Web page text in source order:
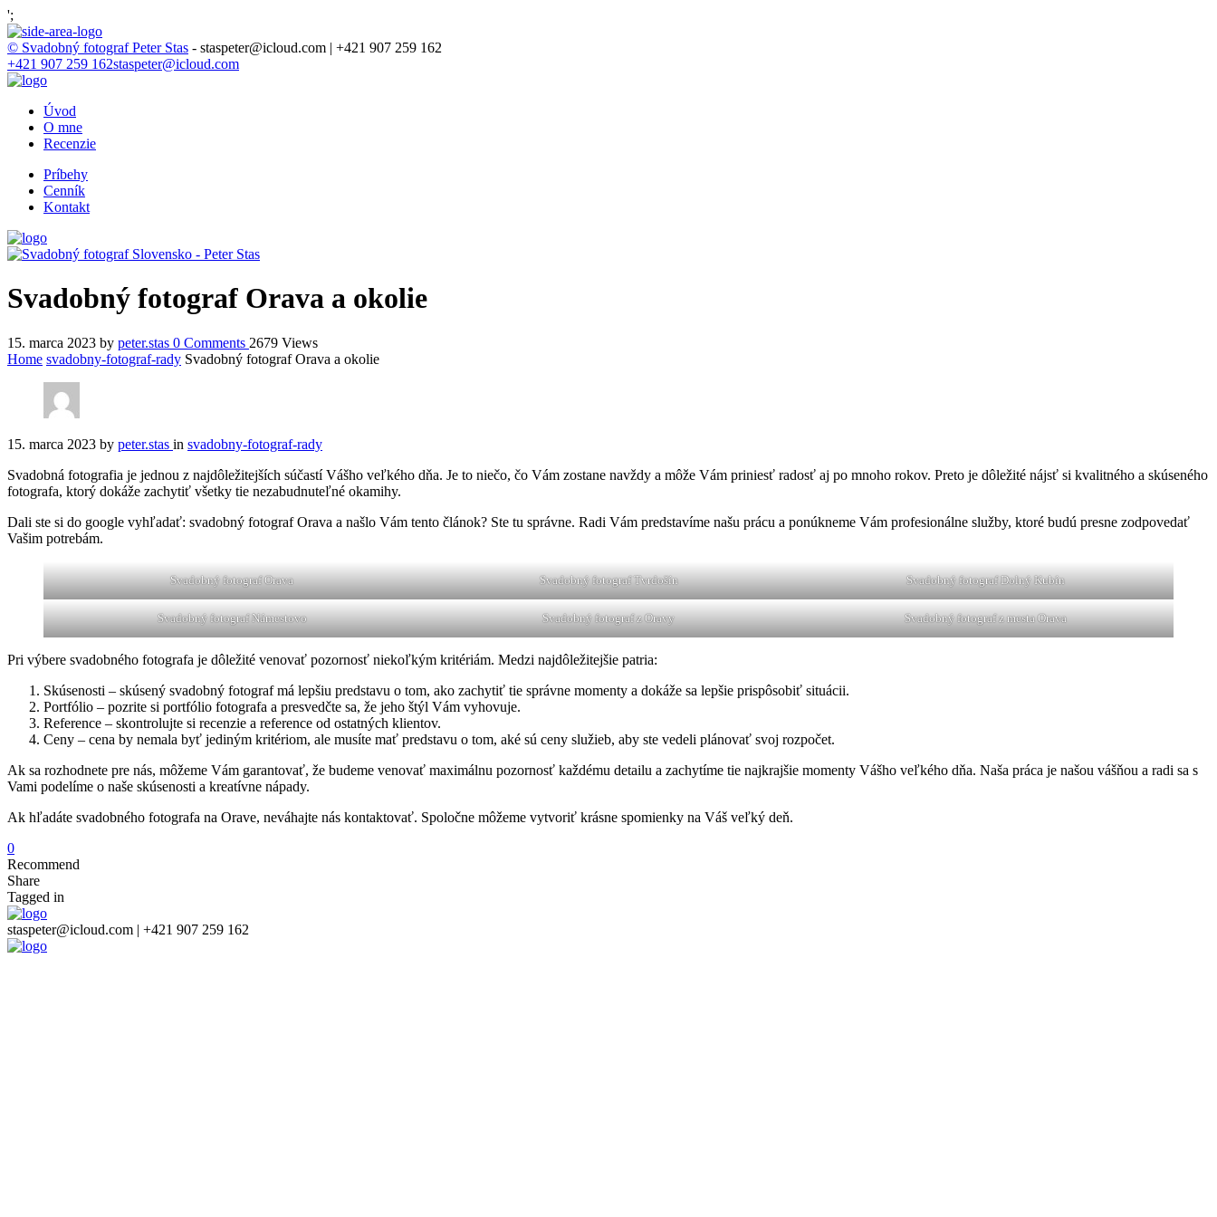
';
© Svadobný fotograf Peter Stas - staspeter@icloud.com | +421 907 259 162
+421 907 259 162staspeter@icloud.com
Úvod
O mne
Recenzie
Príbehy
Cenník
Kontakt
Svadobný fotograf Orava a okolie
15. marca 2023 by peter.stas 0 Comments 2679 Views
Home svadobny-fotograf-rady Svadobný fotograf Orava a okolie
15. marca 2023 by peter.stas in svadobny-fotograf-rady
Svadobná fotografia je jednou z najdôležitejších súčastí Vášho veľkého dňa. Je to niečo, čo Vám zostane navždy a môže Vám priniesť radosť aj po mnoho rokov. Preto je dôležité nájsť si kvalitného a skúseného
fotografa, ktorý dokáže zachytiť všetky tie nezabudnuteľné okamihy.
Dali ste si do google vyhľadať: svadobný fotograf Orava a našlo Vám tento článok? Ste tu správne. Radi Vám predstavíme našu prácu a ponúkneme Vám profesionálne služby, ktoré budú presne zodpovedať
Vašim potrebám.
Svadobný fotograf Orava Svadobný fotograf Tvrdošín Svadobný fotograf Dolný Kubín
Svadobný fotograf Námestovo Svadobný fotograf z Oravy Svadobný fotograf z mesta Orava
Pri výbere svadobného fotografa je dôležité venovať pozornosť niekoľkým kritériám. Medzi najdôležitejšie patria:
Skúsenosti – skúsený svadobný fotograf má lepšiu predstavu o tom, ako zachytiť tie správne momenty a dokáže sa lepšie prispôsobiť situácii.
Portfólio – pozrite si portfólio fotografa a presvedčte sa, že jeho štýl Vám vyhovuje.
Reference – skontrolujte si recenzie a reference od ostatných klientov.
Ceny – cena by nemala byť jediným kritériom, ale musíte mať predstavu o tom, aké sú ceny služieb, aby ste vedeli plánovať svoj rozpočet.
Ak sa rozhodnete pre nás, môžeme Vám garantovať, že budeme venovať maximálnu pozornosť každému detailu a zachytíme tie najkrajšie momenty Vášho veľkého dňa. Naša práca je našou vášňou a radi sa s
Vami podelíme o naše skúsenosti a kreatívne nápady.
Ak hľadáte svadobného fotografa na Orave, neváhajte nás kontaktovať. Spoločne môžeme vytvoriť krásne spomienky na Váš veľký deň.
0
Recommend
Share
Tagged in
staspeter@icloud.com | +421 907 259 162